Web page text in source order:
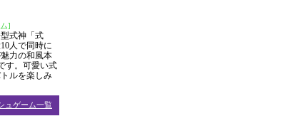
]
式神「式
人で同時に
力の和風本
す。可愛い式
ルを楽しみ
ュゲーム一覧